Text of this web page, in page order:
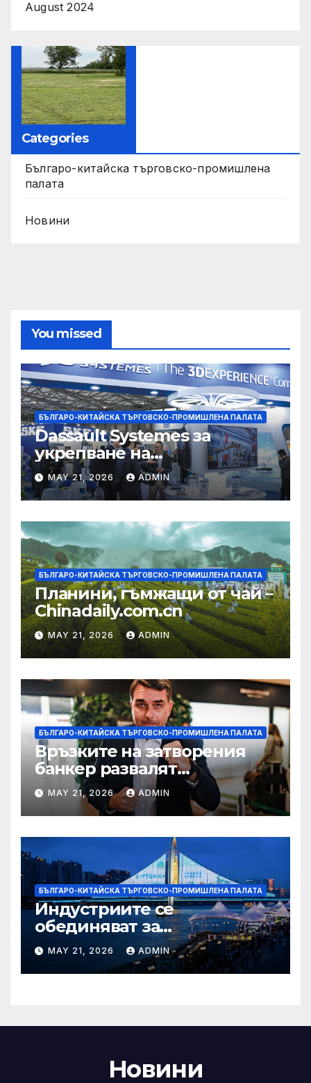
August 2024
Categories
Българо-китайска търговско-промишлена
палата
Новини
You missed
БЪЛГАРО-КИТАЙСКА ТЪРГОВСКО-ПРОМИШЛЕНА ПАЛАТА
Dassault Systemes за
укрепване на
изграждането на AI
екосистема в Китай
MAY 21, 2026 ADMIN
БЪЛГАРО-КИТАЙСКА ТЪРГОВСКО-ПРОМИШЛЕНА ПАЛАТА
Планини, гъмжащи от чай –
Chinadaily.com.cn
MAY 21, 2026 ADMIN
БЪЛГАРО-КИТАЙСКА ТЪРГОВСКО-ПРОМИШЛЕНА ПАЛАТА
Връзките на затворения
банкер развалят
надеждите на Флавио
Болсонаро за президент на
Бразилия
MAY 21, 2026 ADMIN
БЪЛГАРО-КИТАЙСКА ТЪРГОВСКО-ПРОМИШЛЕНА ПАЛАТА
Индустриите се
обединяват за
висококачествен растеж на
културния и
туристическия сектор
MAY 21, 2026 ADMIN
Новини